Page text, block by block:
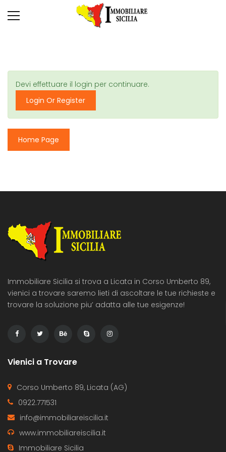
Devi effettuare il login per continuare.
Login Or Register
Home Page
Immobiliare Sicilia si trova a Licata in Corso Umberto 89,
vienici a trovare saremo lieti di ascoltare le tue richieste e
trovare la soluzione piu’ adatta alle tue esigenze!
Vienici a Trovare
Corso Umberto 89, Licata (AG)
0922.771531
info@immobiliareiscilia.it
www.immobiliareiscilia.it
Immobiliare Sicilia